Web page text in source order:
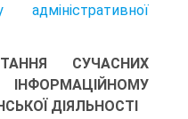
адміністративної
СУЧАСНИХ
ДІЯЛЬНОСТІ